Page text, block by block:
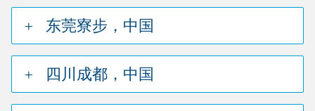
东莞寮步，中国
四川成都，中国